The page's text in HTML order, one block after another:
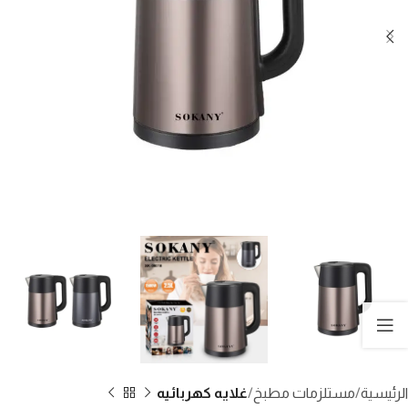
الرئيسية مستلزمات مطبخ غلايه كهربائيه